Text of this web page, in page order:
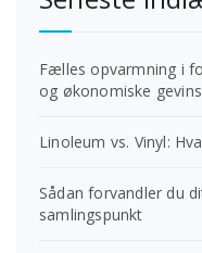
Fælles opvarmning i
og økonomiske
Linoleum vs. Vinyl:
Sådan forvandler du
samlingspunkt